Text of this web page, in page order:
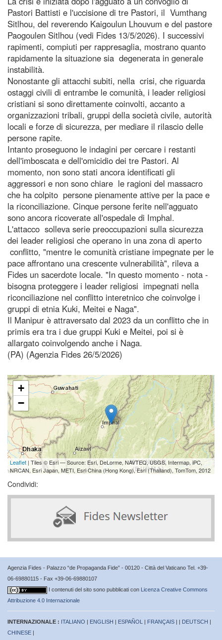
Pastori Battisti e l'uccisione di tre Pastori, il Vumthang
Sitlhou, del reverendo Kaigoulun Lhouvum e del pastore
Paogoulen Sitlhou (vedi Fides 13/5/2026). I successivi
rapimenti, compiuti per rappresaglia, mostrano quanto
rapidamente la situazione sia degenerata in generale
instabilità.
Nonostante gli attacchi subiti, nella crisi, che riguarda
ostaggi civili di entrambe le comunità, i leader religiosi
cristiani si sono direttamente coinvolti, accanto a
organizzazioni tribali, gruppi della società civile, autorità
locali e forze di sicurezza, per mediare il rilascio delle
persone rapite.
Intanto proseguono le indagini per cercare i restanti
dell'imboscata e dell'omicidio dei tre Pastori. Al
momento, non sono stati ancora identificati gli
aggressori e non sono chiare le ragioni del massacro
che ha colpito persone pienamente attive per la pace e
la riconciliazione. Cinque persone ferite nell'agguato
sono ancora ricoverate all'ospedale di Imphal.
L'attacco solleva serie preoccupazioni sulla sicurezza
dei leader religiosi che operano in una zona di aperto
conflitto, "mentre le comunità cristiane impegnate per le
pace affrontano una crescente vulnerabilità", rileva a
Fides un sacerdote locale. "In questo momento - nota -
bisogna proteggere i leader religiosi impegnati nella
riconciliazione nel conflitto interetnico che coinvolge i
gruppi di etnia Kuki, Meitei e Naga".
Il Manipur è attraversato dal 2023 da un conflitto che in
primis era tra i due gruppi Kuki e Meitei, poi si è
allargato coinvolgendo anche i Naga.
(PA) (Agenzia Fides 26/5/2026)
+
−
Leaflet| Tiles © Esri — Source: Esri, DeLorme, NAVTEQ, USGS, Intermap, iPC,
NRCAN, Esri Japan, METI, Esri China (Hong Kong), Esri (Thailand), TomTom, 2012
Condividi:
Agenzia Fides - Palazzo “de Propaganda Fide” - 00120 - Città del Vaticano Tel. +39-
06-69880115 - Fax +39-06-69880107
I contenuti del sito sono pubblicati con Licenza Creative Commons
Attribuzione 4.0 Internazionale
INTERNAZIONALE : ITALIANO | ENGLISH | ESPAÑOL | FRANÇAIS | | DEUTSCH |
CHINESE |